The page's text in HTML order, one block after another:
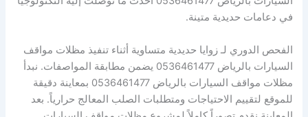
في دعامات حديدية متينة.
الفحص الدوري لـ زوايا حديدية متساوية أثناء تنفيذ مظلات مواقف
السيارات بالرياض 0536461477 يضمن مطابقة المواصفات. نبدأ
مظلات مواقف السيارات بالرياض 0536461477 بمعاينة دقيقة
للموقع لتقييم الاحتياجات ومتطلبات الصلب المعالج حرارياً. بعد